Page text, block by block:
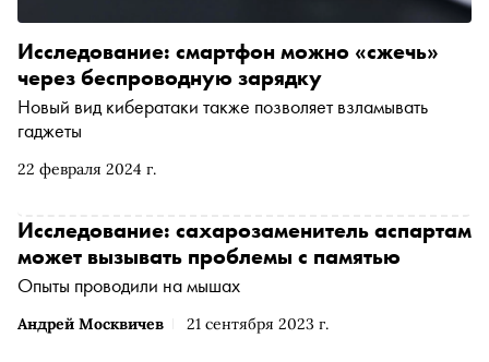
22 февраля 2024 г.
Исследование: смартфон можно «сжечь»
через беспроводную зарядку
Новый вид кибератаки также позволяет взламывать
гаджеты
Андрей Москвичев 21 сентября 2023 г.
Исследование: сахарозаменитель аспартам
может вызывать проблемы с памятью
Опыты проводили на мышах